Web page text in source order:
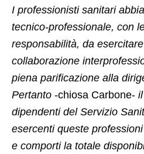
I professionisti sanitari
tecnico-professionale, con
responsabilità, da
collaborazione
piena parificazione alla
Pertanto -chiosa Carbone-
dipendenti del Servizio
esercenti queste
e comporti la totale